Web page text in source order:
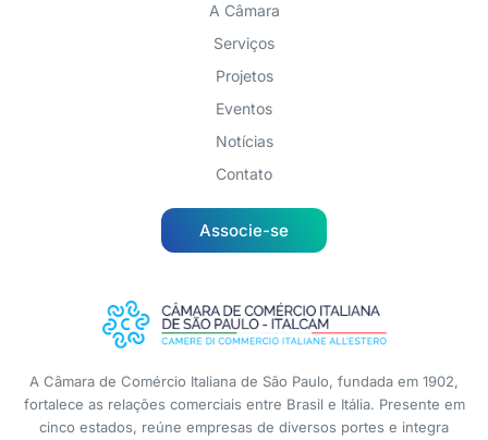
A Câmara
Serviços
Projetos
Eventos
Notícias
Contato
Associe-se
A Câmara de Comércio Italiana de São Paulo, fundada em 1902,
fortalece as relações comerciais entre Brasil e Itália. Presente em
cinco estados, reúne empresas de diversos portes e integra